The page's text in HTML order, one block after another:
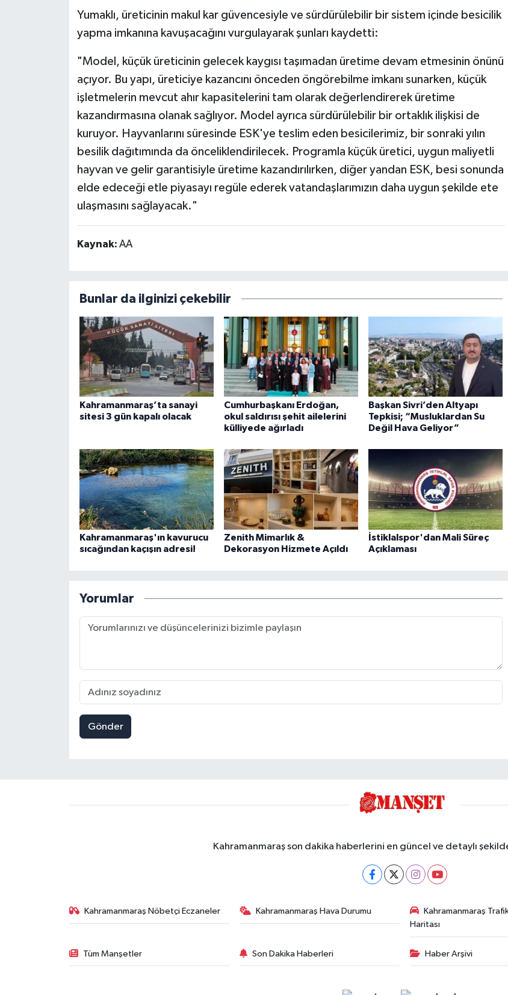
Yumaklı, üreticinin makul kar güvencesiyle ve sürdürülebilir bir sistem içinde besicilik
yapma imkanına kavuşacağını vurgulayarak şunları kaydetti:
"Model, küçük üreticinin gelecek kaygısı taşımadan üretime devam etmesinin önünü
açıyor. Bu yapı, üreticiye kazancını önceden öngörebilme imkanı sunarken, küçük
işletmelerin mevcut ahır kapasitelerini tam olarak değerlendirerek üretime
kazandırmasına olanak sağlıyor. Model ayrıca sürdürülebilir bir ortaklık ilişkisi de
kuruyor. Hayvanlarını süresinde ESK'ye teslim eden besicilerimiz, bir sonraki yılın
besilik dağıtımında da önceliklendirilecek. Programla küçük üretici, uygun maliyetli
hayvan ve gelir garantisiyle üretime kazandırılırken, diğer yandan ESK, besi sonunda
elde edeceği etle piyasayı regüle ederek vatandaşlarımızın daha uygun şekilde ete
ulaşmasını sağlayacak."
Kaynak: AA
Bunlar da ilginizi çekebilir
Kahramanmaraş’ta sanayi
sitesi 3 gün kapalı olacak
Cumhurbaşkanı Erdoğan,
okul saldırısı şehit ailelerini
külliyede ağırladı
Başkan Sivri’den Altyapı
Tepkisi; “Musluklardan Su
Değil Hava Geliyor”
Kahramanmaraş'ın kavurucu
sıcağından kaçışın adresi!
Zenith Mimarlık &
Dekorasyon Hizmete Açıldı
İstiklalspor'dan Mali Süreç
Açıklaması
Yorumlar
Gönder
Kahramanmaraş son dakika haberlerini en güncel ve detaylı
Kahramanmaraş Nöbetçi Eczaneler Kahramanmaraş Hava Durumu
Kahramanmaraş
Haritası
Tüm Manşetler Son Dakika Haberleri Haber Arşivi